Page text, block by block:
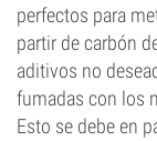
perfectos para
partir de carbón
aditivos no
fumadas con los
Esto se debe en